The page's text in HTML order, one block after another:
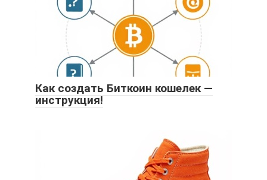
Как создать Биткоин кошелек —
инструкция!